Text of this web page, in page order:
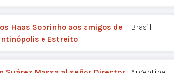
Haas Sobrinho aos amigos de
e Estreito
Brasil